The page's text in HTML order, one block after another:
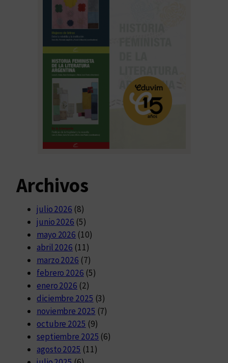
Archivos
julio 2026 (8)
junio 2026 (5)
mayo 2026 (10)
abril 2026 (11)
marzo 2026 (7)
febrero 2026 (5)
enero 2026 (2)
diciembre 2025 (3)
noviembre 2025 (7)
octubre 2025 (9)
septiembre 2025 (6)
agosto 2025 (11)